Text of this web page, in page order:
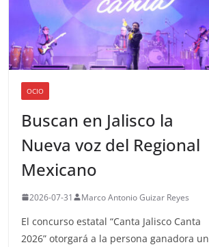
OCIO
Buscan en Jalisco la
Nueva voz del Regional
Mexicano
2026-07-31 Marco Antonio Guizar Reyes
El concurso estatal “Canta Jalisco Canta
2026” otorgará a la persona ganadora un